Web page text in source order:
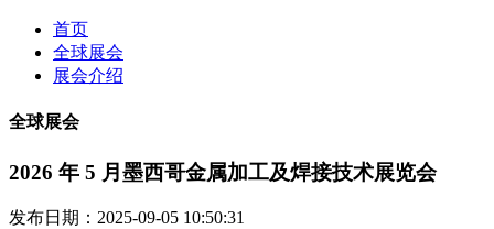
首页
全球展会
展会介绍
全球展会
2026 年 5 月墨西哥金属加工及焊接技术展览会
发布日期：2025-09-05 10:50:31